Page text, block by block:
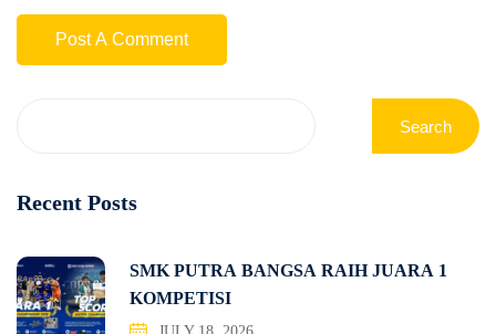
Search
Recent Posts
SMK PUTRA BANGSA RAIH JUARA 1
KOMPETISI